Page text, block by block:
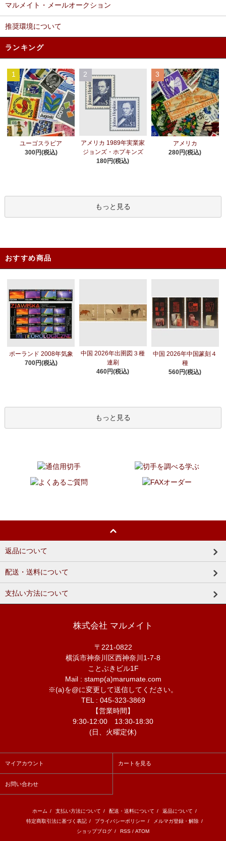
マルメイト・メールオークション
推奨環境について
ランキング
1
ユーゴスラビア
300円(税込)
2
アメリカ 1989年実業家
ジョンズ・ホプキンズ
180円(税込)
3
アメリカ
280円(税込)
もっと見る
おすすめ商品
ポーランド 2008年気象
700円(税込)
中国 2026年出圉図３種
連刷
460円(税込)
中国 2026年中国篆刻４
種
560円(税込)
もっと見る
返品について
配送・送料について
支払い方法について
株式会社 マルメイト
〒221-0822
横浜市神奈川区西神奈川1-7-8
ことぶきビル1F
Mail : stamp(a)marumate.com
※(a)を@に変更して送信してください。
TEL : 045-323-3869
【営業時間】
9:30-12:00 13:30-18:30
(日、火曜定休)
マイアカウント カートを見る
お問い合わせ
ホーム / 支払い方法について / 配送・送料について / 返品について /
特定商取引法に基づく表記 / プライバシーポリシー / メルマガ登録・解除 /
ショップブログ / RSS / ATOM